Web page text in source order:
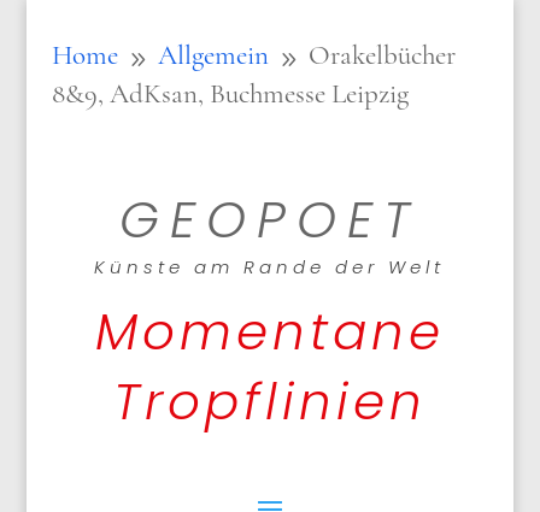
Home 9 Allgemein 9 Orakelbücher
8&9, AdKsan, Buchmesse Leipzig
GEOPOET
Künste am Rande der Welt
Momentane
Tropflinien